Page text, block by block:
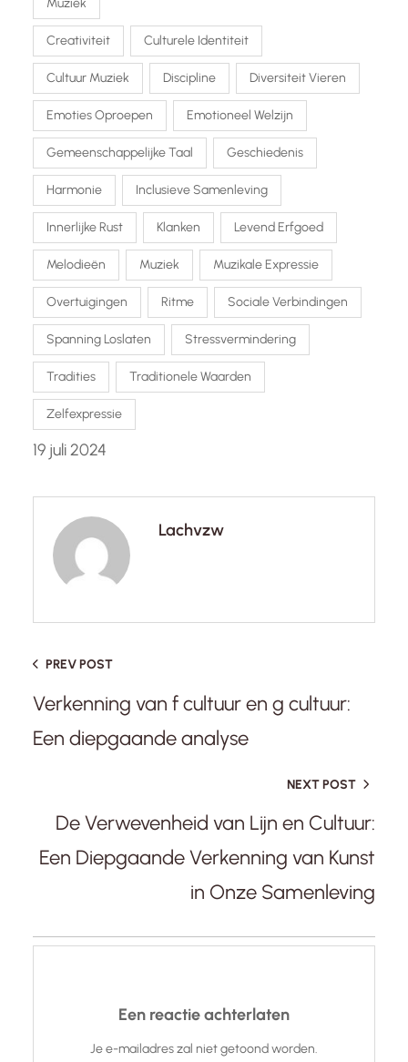
Muziek
Creativiteit Culturele Identiteit
Cultuur Muziek Discipline Diversiteit Vieren
Emoties Oproepen Emotioneel Welzijn
Gemeenschappelijke Taal Geschiedenis
Harmonie Inclusieve Samenleving
Innerlijke Rust Klanken Levend Erfgoed
Melodieën Muziek Muzikale Expressie
Overtuigingen Ritme Sociale Verbindingen
Spanning Loslaten Stressvermindering
Tradities Traditionele Waarden
Zelfexpressie
19 juli 2024
Lachvzw
PREV POST
Verkenning van f cultuur en g cultuur:
Een diepgaande analyse
NEXT POST
De Verwevenheid van Lijn en Cultuur:
Een Diepgaande Verkenning van Kunst
in Onze Samenleving
Een reactie achterlaten
Je e-mailadres zal niet getoond worden.